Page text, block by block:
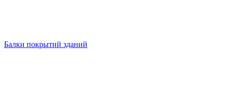
Балки покрытий зданий